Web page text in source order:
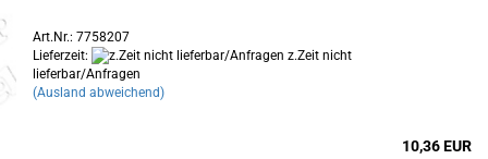
Art.Nr.: 7758207
Lieferzeit:
z.Zeit nicht
lieferbar/Anfragen
(Ausland abweichend)
10,36 EUR